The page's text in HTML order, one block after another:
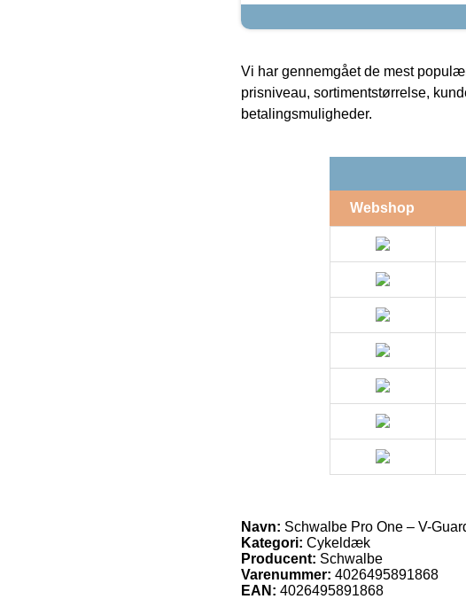
Vi har gennemgået de mest
prisniveau, sortimentstørrelse,
betalingsmuligheder.
Webshop
Navn: Schwalbe Pro One – V-
Kategori: Cykeldæk
Producent: Schwalbe
Varenummer: 4026495891868
EAN: 4026495891868